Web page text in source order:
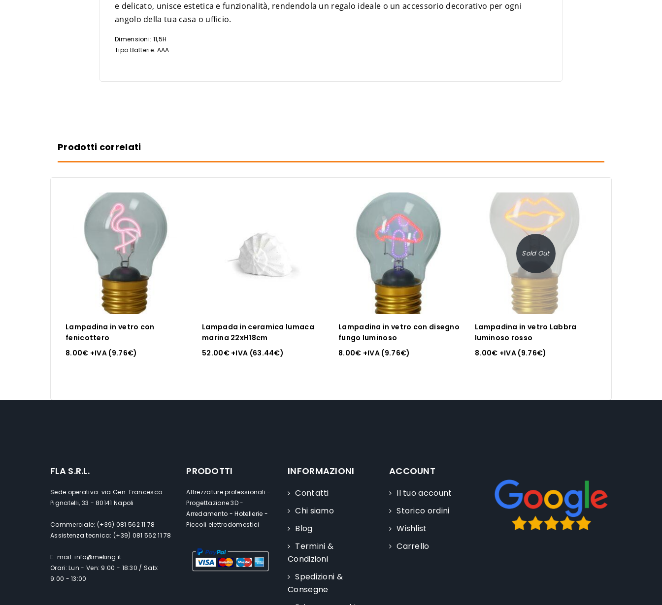
e delicato, unisce estetica e funzionalità, rendendola un regalo ideale o un accessorio decorativo per ogni
angolo della tua casa o ufficio.
Dimensioni: 11,5H
Tipo Batterie: AAA
Prodotti correlati
Lampadina in vetro con
fenicottero
8.00€ +IVA (9.76€)
Lampada in ceramica lumaca
marina 22xH18cm
52.00€+IVA (63.44€)
Lampadina in vetro con disegno
fungo luminoso
8.00€ +IVA (9.76€)
Sold Out
Lampadina in vetro Labbra
luminoso rosso
8.00€ +IVA (9.76€)
FLA S.R.L.
Sede operativa: via Gen. Francesco
Pignatelli, 33 - 80141 Napoli
Commerciale: (+39) 081 562 11 78
Assistenza tecnica: (+39) 081 562 11 78
E-mail: info@meking.it
Orari: Lun - Ven: 9:00 - 18:30 / Sab:
9:00 - 13:00
PRODOTTI
Attrezzature professionali -
Progettazione 3D -
Arredamento - Hotellerie -
Piccoli elettrodomestici
INFORMAZIONI
Contatti
Chi siamo
Blog
Termini &
Condizioni
Spedizioni &
Consegne
ACCOUNT
Il tuo account
Storico ordini
Wishlist
Carrello